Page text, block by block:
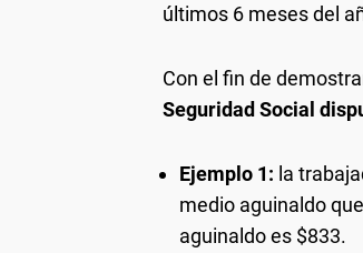
últimos 6 meses del
Con el fin de
Seguridad Social
Ejemplo 1: la
medio aguinaldo
aguinaldo es $833.